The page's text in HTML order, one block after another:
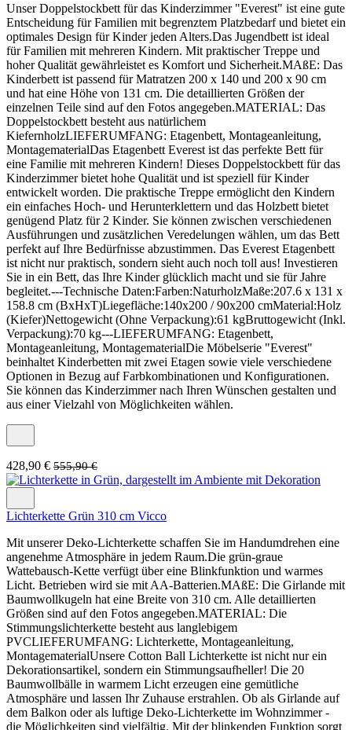
Unser Doppelstockbett für das Kinderzimmer "Everest" ist eine gute
Entscheidung für Familien mit begrenztem Platzbedarf und bietet ein
optimales Design für Kinder jeden Alters.Das Jugendbett ist ideal
für Familien mit mehreren Kindern. Mit praktischer Treppe und
hoher Qualität gewährleistet es Komfort und Sicherheit.MAßE: Das
Kinderbett ist passend für Matratzen 200 x 140 und 200 x 90 cm
und hat eine Höhe von 131 cm. Die detaillierten Größen der
einzelnen Teile sind auf den Fotos angegeben.MATERIAL: Das
Doppelstockbett besteht aus natürlichem
KiefernholzLIEFERUMFANG: Etagenbett, Montageanleitung,
MontagematerialDas Etagenbett Everest ist das perfekte Bett für
eine Familie mit mehreren Kindern! Dieses Doppelstockbett für das
Kinderzimmer bietet hohe Qualität und ist speziell für Kinder
entwickelt worden. Die praktische Treppe ermöglicht den Kindern
ein einfaches Hoch- und Herunterklettern und das Holzbett bietet
genügend Platz für 2 Kinder. Sie können zwischen verschiedenen
Ausführungen und zusätzlichen Veredelungen wählen, um das Bett
perfekt auf Ihre Bedürfnisse abzustimmen. Das Everest Etagenbett
ist nicht nur praktisch, sondern sieht auch noch toll aus! Investieren
Sie in ein Bett, das Ihre Kinder glücklich macht und sie für Jahre
begleitet.---Technische Daten:Farben:NaturholzMaße:207.6 x 131 x
158.8 cm (BxHxT)Liegefläche:140x200 / 90x200 cmMaterial:Holz
(Kiefer)Nettogewicht (Ohne Verpackung):61 kgBruttogewicht (Inkl.
Verpackung):70 kg---LIEFERUMFANG: Etagenbett,
Montageanleitung, MontagematerialDie Möbelserie "Everest"
beinhaltet Kinderbetten mit zwei Etagen sowie viele verschiedene
Optionen in Bezug auf Farbkombinationen und Konfigurationen.
Sie können das Kinderzimmer nach Ihren Wünschen gestalten und
aus einer Vielzahl von Möglichkeiten wählen.
428,90 € 555,90 €
Lichterkette Grün 310 cm Vicco
Mit unserer Deko-Lichterkette schaffen Sie im Handumdrehen eine
angenehme Atmosphäre in jedem Raum.Die grün-graue
Wattebausch-Kette verfügt über eine Blinkfunktion und warmes
Licht. Betrieben wird sie mit AA-Batterien.MAßE: Die Girlande mit
Baumwollkugeln hat eine Breite von 310 cm. Alle detaillierten
Größen sind auf den Fotos angegeben.MATERIAL: Die
Stimmungslichterkette besteht aus langlebigem
PVCLIEFERUMFANG: Lichterkette, Montageanleitung,
MontagematerialUnsere Cotton Ball Lichterkette ist nicht nur ein
Dekorationsartikel, sondern ein Stimmungsaufheller! Die 20
Baumwollbälle in warmem Licht erzeugen eine gemütliche
Atmosphäre und lassen Ihr Zuhause erstrahlen. Ob als Girlande auf
dem Balkon oder als luftige Deko-Lichterkette im Wohnzimmer -
die Möglichkeiten sind vielfältig. Mit der blinkenden Funktion sorgt